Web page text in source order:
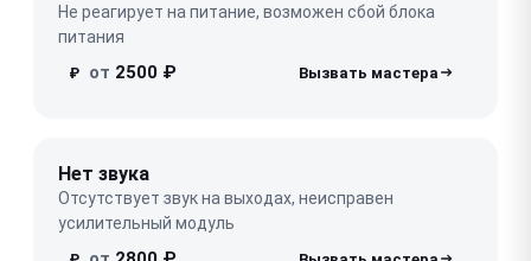
Не реагирует на питание, возможен сбой блока
питания
₽ от 2500 ₽
Нет звука
Отсутствует звук на выходах, неисправен
усилительный модуль